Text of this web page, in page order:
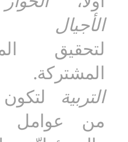
الأجيال
لتحقيق
المشتركة.
التربية
من عوامل